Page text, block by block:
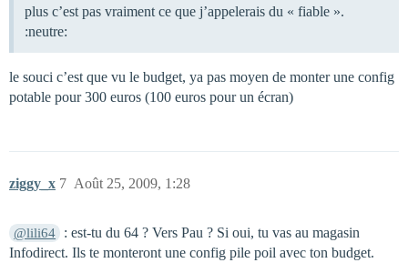
plus c’est pas vraiment ce que j’appelerais du « fiable ».
:neutre:
le souci c’est que vu le budget, ya pas moyen de monter une config
potable pour 300 euros (100 euros pour un écran)
ziggy_x Août 25, 2009, 1:28
7
@lili64
: est-tu du 64 ? Vers Pau ? Si oui, tu vas au magasin
Infodirect. Ils te monteront une config pile poil avec ton budget.